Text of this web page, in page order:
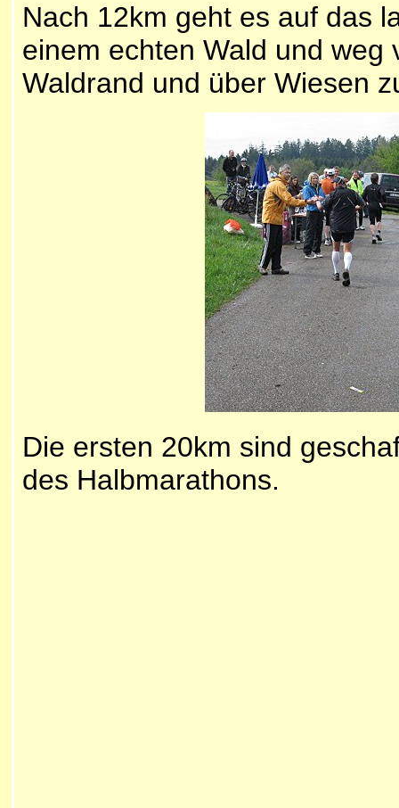
Nach 12km geht es auf das
einem echten Wald und
Waldrand und über Wiesen
Die ersten 20km sind
des Halbmarathons.